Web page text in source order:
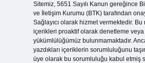
Sitemiz, 5651 Sayılı Kanun gereğince
ve İletişim Kurumu (BTK) tarafından
Sağlayıcı olarak hizmet vermektedir.
içerikleri proaktif olarak denetleme veya
yükümlülüğümüz bulunmamaktadır.
yazdıkları içeriklerin sorumluluğunu
üye olarak bu sorumluluğu kabul etmiş